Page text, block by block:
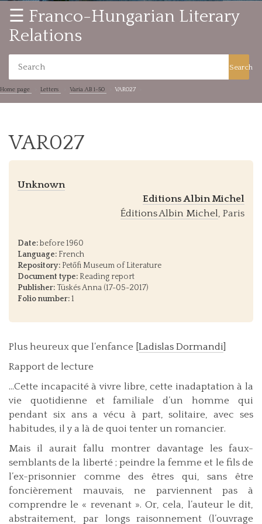
☰ Franco-Hungarian Literary
Relations
Search
Home page Letters Varia AB 1-50 VAR027
VAR027
Unknown
Editions Albin Michel
Éditions Albin Michel, Paris
Date:before 1960
Language: French
Repository: Petőfi Museum of Literature
Document type: Reading report
Publisher: Tüskés Anna (17-05-2017)
Folio number:1
Plus heureux que l’enfance [Ladislas Dormandi]
Rapport de lecture
...Cette incapacité à vivre libre, cette inadaptation à la
vie quotidienne et familiale d’un homme qui
pendant six ans a vécu à part, solitaire, avec ses
habitudes, il y a là de quoi tenter un romancier.
Mais il aurait fallu montrer davantage les faux-
semblants de la liberté ; peindre la femme et le fils de
l’ex-prisonnier comme des êtres qui, sans être
foncièrement mauvais, ne parviennent pas à
comprendre le « revenant ». Or, cela, l’auteur le dit,
abstraitement, par longs raisonnement (l’ouvrage